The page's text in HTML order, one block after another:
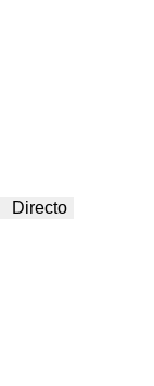
Directo